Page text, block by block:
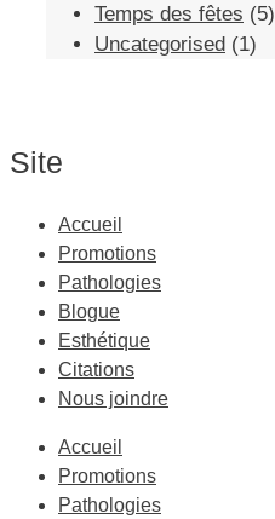
Temps des fêtes (5)
Uncategorised (1)
Site
Accueil
Promotions
Pathologies
Blogue
Esthétique
Citations
Nous joindre
Accueil
Promotions
Pathologies